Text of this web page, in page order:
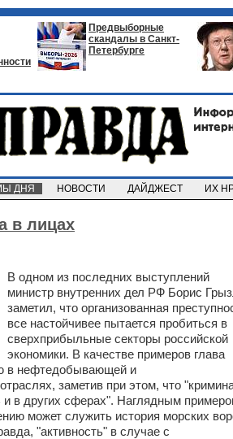
Предвыборные
скандалы в Санкт-
Петербурге
ДНЯ НОВОСТИ ДАЙДЖЕСТ ИХ
в лицах
В одном из последних выступлений
министр внутренних дел РФ Борис
заметил, что организованная
все настойчивее пытается пробиться в
сверхприбыльные секторы российской
экономики. В качестве примеров глава
в нефтедобывающей и
заметив при этом, что
и в других сферах". Наглядным
может служить история морских
"активность" в случае с